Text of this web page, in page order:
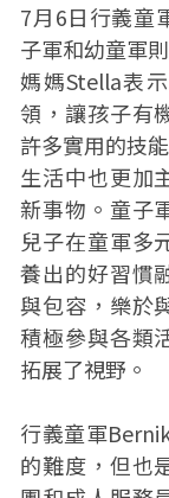
7月6日行義童
子軍和幼童軍
媽媽Stella表
領，讓孩子有
許多實用的技
生活中也更加
新事物。童子
兒子在童軍多
養出的好習慣
與包容，樂於
積極參與各類
拓展了視野。
行義童軍
的難度，但也